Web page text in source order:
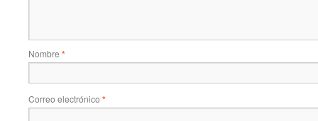
Nombre *
Correo electrónico *